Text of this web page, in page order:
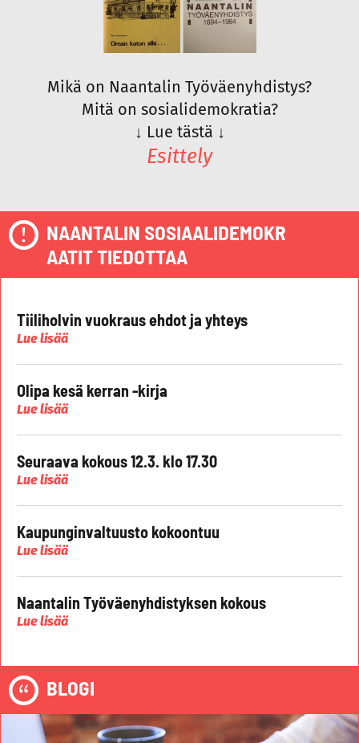
Mikä on Naantalin Työväenyhdistys?
Mitä on sosialidemokratia?
↓ Lue tästä ↓
Esittely
NAANTALIN SOSIAALIDEMOKR
AATIT TIEDOTTAA
Tiiliholvin vuokraus ehdot ja yhteys
Lue lisää
Olipa kesä kerran -kirja
Lue lisää
Seuraava kokous 12.3. klo 17.30
Lue lisää
Kaupunginvaltuusto kokoontuu
Lue lisää
Naantalin Työväenyhdistyksen kokous
Lue lisää
BLOGI